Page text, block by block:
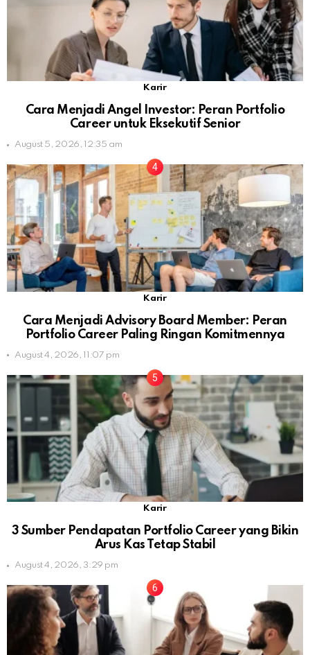
Karir
Cara Menjadi Angel Investor: Peran Portfolio
Career untuk Eksekutif Senior
August 5, 2026, 12:35 am
Karir
Cara Menjadi Advisory Board Member: Peran
Portfolio Career Paling Ringan Komitmennya
August 4, 2026, 11:07 pm
Karir
3 Sumber Pendapatan Portfolio Career yang Bikin
Arus Kas Tetap Stabil
August 4, 2026, 3:29 pm